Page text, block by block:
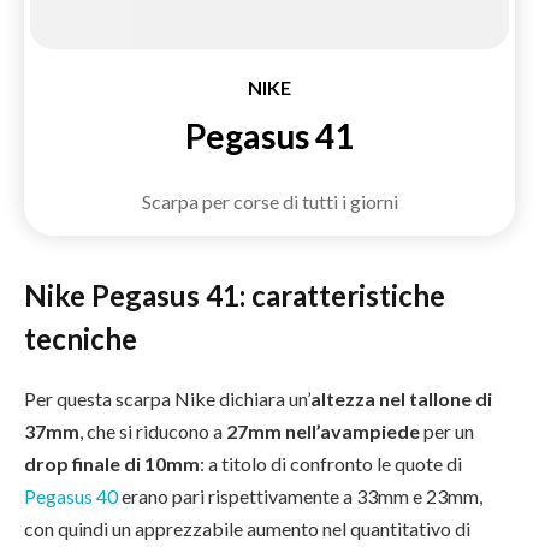
NIKE
Pegasus 41
Scarpa per corse di tutti i giorni
Nike Pegasus 41: caratteristiche
tecniche
Per questa scarpa Nike dichiara un’altezza nel tallone di
37mm, che si riducono a 27mm nell’avampiedeper un
drop finale di 10mm: a titolo di confronto le quote di
Pegasus 40erano pari rispettivamente a 33mm e 23mm,
con quindi un apprezzabile aumento nel quantitativo di